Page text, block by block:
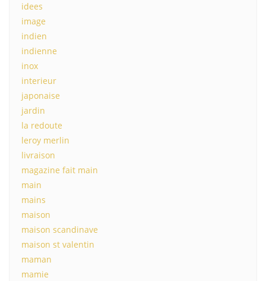
idees
image
indien
indienne
inox
interieur
japonaise
jardin
la redoute
leroy merlin
livraison
magazine fait main
main
mains
maison
maison scandinave
maison st valentin
maman
mamie